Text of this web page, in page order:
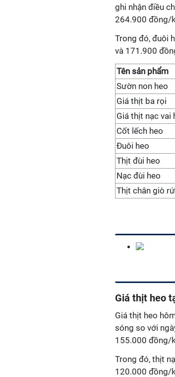
ghi nhận điều
264.900 đồng/
Trong đó, đuôi
và 171.900
Tên sản phẩm
Sườn non heo
Giá thịt ba rọi
Giá thịt nạc vai
Cốt lếch heo
Đuôi heo
Thịt đùi heo
Nạc đùi heo
Thịt chân giò
Giá thịt heo
Giá thịt heo
sóng so với
155.000 đồng/
Trong đó, thịt
120.000 đồng/